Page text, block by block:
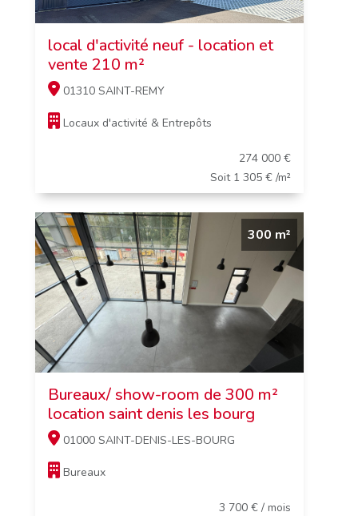
local d'activité neuf - location et
vente 210 m²
01310 SAINT-REMY
Locaux d'activité & Entrepôts
274 000 €
Soit 1 305 € /m²
300 m²
Bureaux/ show-room de 300 m²
location saint denis les bourg
01000 SAINT-DENIS-LES-BOURG
Bureaux
3 700 € / mois